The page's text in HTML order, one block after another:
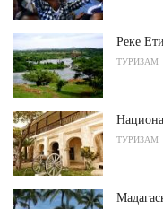
Реке
ТУРИЗАМ
ТУРИЗАМ